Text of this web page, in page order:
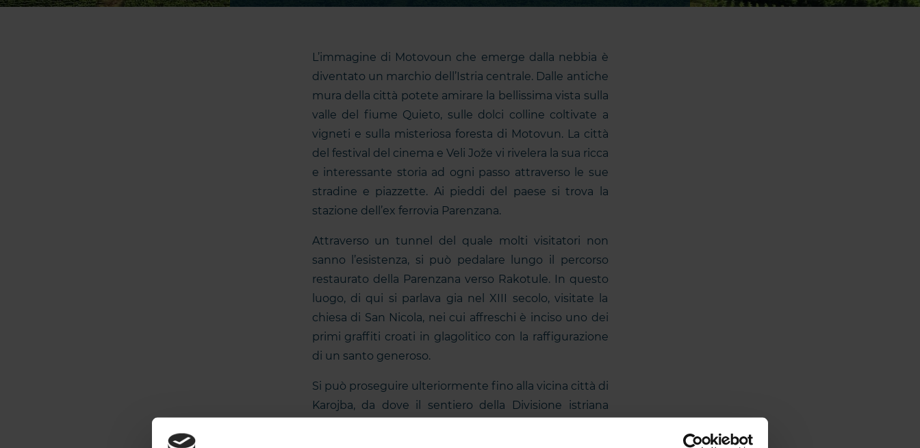
L’immagine di Motovoun che emerge dalla nebbia è
diventato un marchio dell’Istria centrale. Dalle antiche
mura della città potete amirare la bellissima vista sulla
valle del fiume Quieto, sulle dolci colline coltivate a
vigneti e sulla misteriosa foresta di Motovun. La città
del festival del cinema e Veli Jože vi rivelera la sua ricca
e interessante storia ad ogni passo attraverso le sue
stradine e piazzette. Ai pieddi del paese si trova la
stazione dell’ex ferrovia Parenzana.
Attraverso un tunnel del quale molti visitatori non
sanno l’esistenza, si può pedalare lungo il percorso
restaurato della Parenzana verso Rakotule. In questo
luogo, di qui si parlava gia nel XIII secolo, visitate la
chiesa di San Nicola, nei cui affreschi è inciso uno dei
primi graffiti croati in glagolitico con la raffigurazione
di un santo generoso.
Si può proseguire ulteriormente fino alla vicina città di
Karojba, da dove il sentiero della Divisione istriana